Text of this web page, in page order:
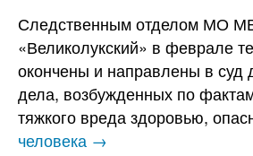
Следственным отделом МО
«Великолукский» в феврале
окончены и направлены в суд
дела, возбужденных по
тяжкого вреда здоровью,
человека →